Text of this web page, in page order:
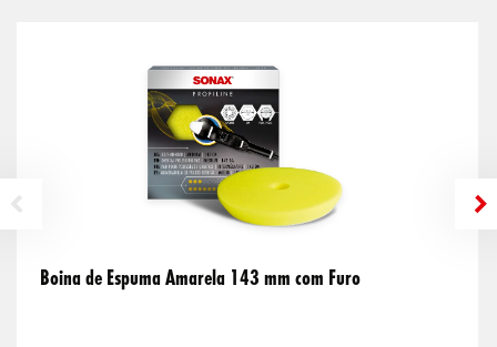
Boina de Espuma Amarela 143 mm com Furo